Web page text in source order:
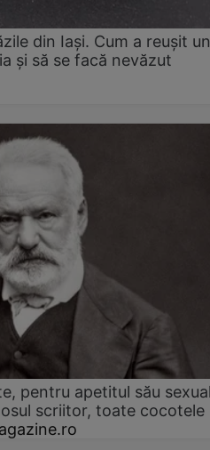
din Iași. Cum a reușit un
și să se facă nevăzut
pentru apetitul său
scriitor, toate cocotele